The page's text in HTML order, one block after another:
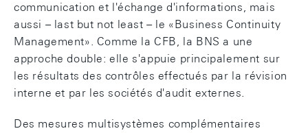
communication et l'échange d'informations, mais
aussi – last but not least – le «Business Continuity
Management». Comme la CFB, la BNS a une
approche double: elle s'appuie principalement sur
les résultats des contrôles effectués par la révision
interne et par les sociétés d'audit externes.
Des mesures multisystèmes complémentaires